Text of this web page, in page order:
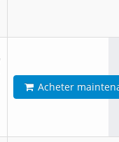
Acheter